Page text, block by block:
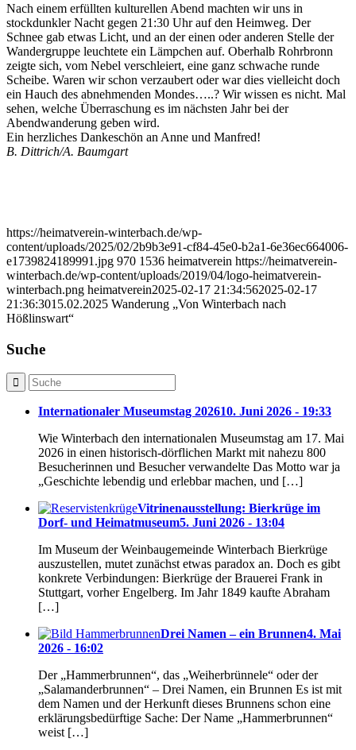
Nach einem erfüllten kulturellen Abend machten wir uns in
stockdunkler Nacht gegen 21:30 Uhr auf den Heimweg. Der
Schnee gab etwas Licht, und an der einen oder anderen Stelle der
Wandergruppe leuchtete ein Lämpchen auf. Oberhalb Rohrbronn
zeigte sich, vom Nebel verschleiert, eine ganz schwache runde
Scheibe. Waren wir schon verzaubert oder war dies vielleicht doch
ein Hauch des abnehmenden Mondes…..? Wir wissen es nicht. Mal
sehen, welche Überraschung es im nächsten Jahr bei der
Abendwanderung geben wird.
Ein herzliches Dankeschön an Anne und Manfred!
B. Dittrich/A. Baumgart
https://heimatverein-winterbach.de/wp-
content/uploads/2025/02/2b9b3e91-cf84-45e0-b2a1-6e36ec664006-
e1739824189991.jpg 970 1536 heimatverein https://heimatverein-
winterbach.de/wp-content/uploads/2019/04/logo-heimatverein-
winterbach.png heimatverein2025-02-17 21:34:562025-02-17
21:36:3015.02.2025 Wanderung „Von Winterbach nach
Hößlinswart“
Suche
Internationaler Museumstag 202610. Juni 2026 - 19:33
Wie Winterbach den internationalen Museumstag am 17. Mai
2026 in einen historisch-dörflichen Markt mit nahezu 800
Besucherinnen und Besucher verwandelte Das Motto war ja
„Geschichte lebendig und erlebbar machen, und […]
Vitrinenausstellung: Bierkrüge im
Dorf- und Heimatmuseum5. Juni 2026 - 13:04
Im Museum der Weinbaugemeinde Winterbach Bierkrüge
auszustellen, mutet zunächst etwas paradox an. Doch es gibt
konkrete Verbindungen: Bierkrüge der Brauerei Frank in
Stuttgart, vorher Engelberg. Im Jahr 1849 kaufte Abraham
[…]
Drei Namen – ein Brunnen4. Mai
2026 - 16:02
Der „Hammerbrunnen“, das „Weiherbrünnele“ oder der
„Salamanderbrunnen“ – Drei Namen, ein Brunnen Es ist mit
dem Namen und der Herkunft dieses Brunnens schon eine
erklärungsbedürftige Sache: Der Name „Hammerbrunnen“
weist […]